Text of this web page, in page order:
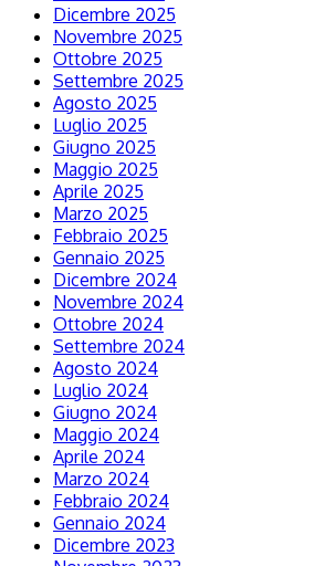
Dicembre 2025
Novembre 2025
Ottobre 2025
Settembre 2025
Agosto 2025
Luglio 2025
Giugno 2025
Maggio 2025
Aprile 2025
Marzo 2025
Febbraio 2025
Gennaio 2025
Dicembre 2024
Novembre 2024
Ottobre 2024
Settembre 2024
Agosto 2024
Luglio 2024
Giugno 2024
Maggio 2024
Aprile 2024
Marzo 2024
Febbraio 2024
Gennaio 2024
Dicembre 2023